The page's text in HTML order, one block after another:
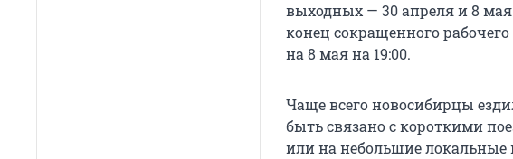
выходных — 30 апреля и 8
конец сокращенного
на 8 мая на 19:00.
Чаще всего новосибирцы
быть связано с короткими
или на небольшие